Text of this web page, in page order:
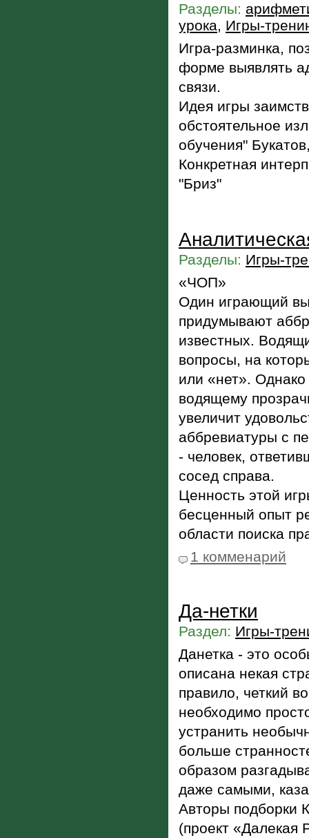
Разделы:
урока, Игры-
Игра-разминка,
форме выявлять
связи.
Идея игры
обстоятельное
обучения"
Конкретная
"Бриз"
Разделы: Игры-
«ЧОП»
Один играющий
придумывают
известных.
вопросы, на
или «нет».
водящему
увеличит
аббревиатуры с
- человек,
сосед справа.
Ценность этой
бесценный опыт
области поиска
1 комменарий
Да-нетки
Раздел: Игры-
Данетка - это
описана некая
правило, четкий
необходимо
устранить
больше
образом
даже самыми,
Авторы подборки
(проект «Далекая